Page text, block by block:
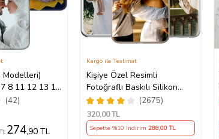
16Plus/16Pro/16ProMax/17/17Air/17Pro/17ProMax
Modelleri)
8 11 12 13 14
Plus Mini
(42)
274,90 TL
Kişiye Özel Resimli
Fotoğraflı Baskılı Silikon
Telefon Kılıfı Kapak Kılıf
(Telefon Modelleri
Açıklamada)
(2675)
Kargo ile Teslimat
320,00 TL
Sepette %10 İndirim 288,00 TL